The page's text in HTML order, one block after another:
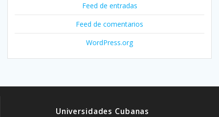
Feed de entradas
Feed de comentarios
WordPress.org
Universidades Cubanas